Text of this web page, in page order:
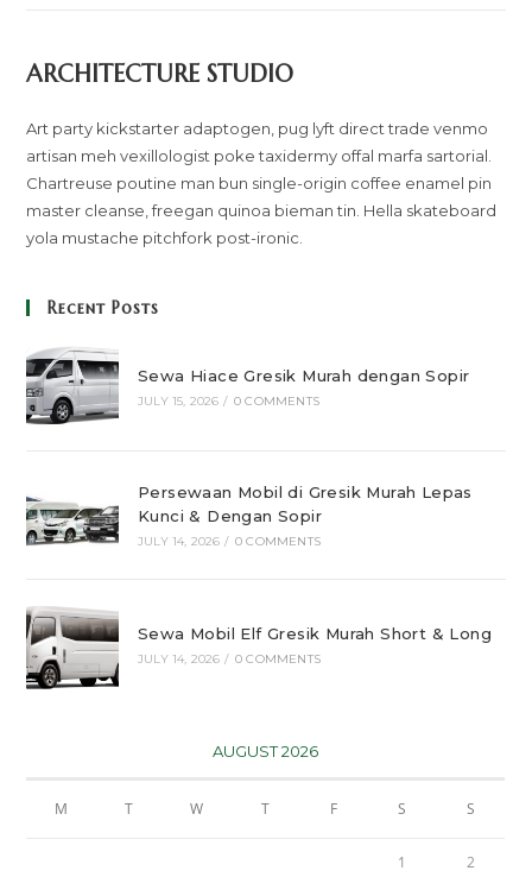
ARCHITECTURE STUDIO
Art party kickstarter adaptogen, pug lyft direct trade venmo
artisan meh vexillologist poke taxidermy offal marfa sartorial.
Chartreuse poutine man bun single-origin coffee enamel pin
master cleanse, freegan quinoa bieman tin. Hella skateboard
yola mustache pitchfork post-ironic.
Recent Posts
Sewa Hiace Gresik Murah dengan Sopir
JULY 15, 2026 / 0 COMMENTS
Persewaan Mobil di Gresik Murah Lepas
Kunci & Dengan Sopir
JULY 14, 2026 / 0 COMMENTS
Sewa Mobil Elf Gresik Murah Short & Long
JULY 14, 2026 / 0 COMMENTS
AUGUST 2026
M T W T F S S
1 2